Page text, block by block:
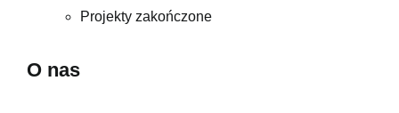
Projekty zakończone
O nas